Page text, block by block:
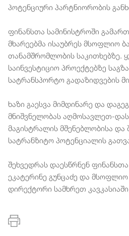
პოტენციური პარტნიორობის
ფინანსთა სამინისტროში
მხარეებმა ისაუბრეს მსოფლიო
თანამშრომლობის საკითხებზე.
საინვესტიციო პროექტებზე
სატრანსპორტო გადაზიდვების
ხაზი გაესვა მიმდინარე და
მნიშვნელობას აღმოსავლეთ-
მაგისტრალის მშენებლობისა და
სატრანზიტო პოტენციალის
შეხვედრას დაესწრნენ
ეკატერინე გუნცაძე და
დირექტორი სამხრეთ